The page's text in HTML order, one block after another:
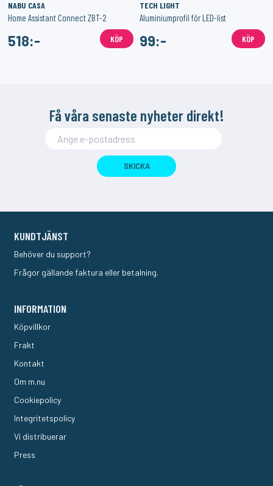
NABU CASA
Home Assistant Connect ZBT-2
518:- KÖP
TECH LIGHT
Aluminiumprofil för LED-list
99:- KÖP
Få våra senaste nyheter direkt!
SKICKA
KUNDTJÄNST
Behöver du support?
Frågor gällande faktura eller betalning.
INFORMATION
Köpvillkor
Frakt
Kontakt
Om m.nu
Cookiepolicy
Integritetspolicy
Vi distribuerar
Press